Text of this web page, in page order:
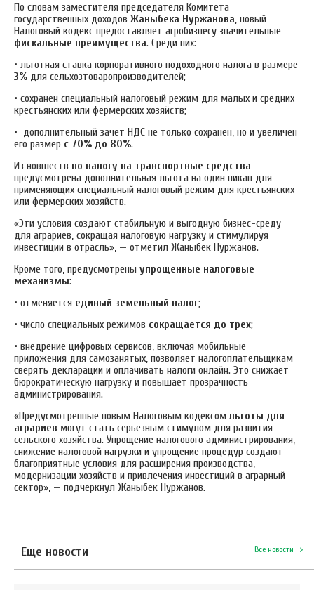
По словам заместителя председателя Комитета
государственных доходов Жаныбека Нуржанова, новый
Налоговый кодекс предоставляет агробизнесу значительные
фискальные преимущества. Среди них:
• льготная ставка корпоративного подоходного налога в размере
3% для сельхозтоваропроизводителей;
• сохранен специальный налоговый режим для малых и средних
крестьянских или фермерских хозяйств;
• дополнительный зачет НДС не только сохранен, но и увеличен
его размер с 70% до 80%.
Из новшеств по налогу на транспортные средства
предусмотрена дополнительная льгота на один пикап для
применяющих специальный налоговый режим для крестьянских
или фермерских хозяйств.
«Эти условия создают стабильную и выгодную бизнес-среду
для аграриев, сокращая налоговую нагрузку и стимулируя
инвестиции в отрасль», — отметил Жаныбек Нуржанов.
Кроме того, предусмотрены упрощенные налоговые
механизмы:
• отменяется единый земельный налог;
• число специальных режимов сокращается до трех;
• внедрение цифровых сервисов, включая мобильные
приложения для самозанятых, позволяет налогоплательщикам
сверять декларации и оплачивать налоги онлайн. Это снижает
бюрократическую нагрузку и повышает прозрачность
администрирования.
«Предусмотренные новым Налоговым кодексомльготы для
аграриев могут стать серьезным стимулом для развития
сельского хозяйства. Упрощение налогового администрирования,
снижение налоговой нагрузки и упрощение процедур создают
благоприятные условия для расширения производства,
модернизации хозяйств и привлечения инвестиций в аграрный
сектор», — подчеркнул Жаныбек Нуржанов.
Еще новости Все новости